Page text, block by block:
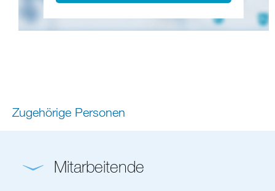
Zugehörige Personen
Mitarbeitende